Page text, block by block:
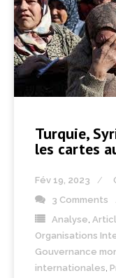
Turquie,
les cartes
Fév 19, 2023
3 Comments
Analyse,
Organisations
Gouvernance
internationales,